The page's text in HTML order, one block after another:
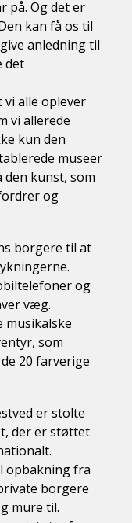
på. Og det er
kan få os til
anledning til
det
alle oplever
vi allerede
kun den
museer
kunst, som
og
borgere til at
og
væg.
musikalske
som
20 farverige
er stolte
der er støttet
opbakning fra
borgere
mure til.